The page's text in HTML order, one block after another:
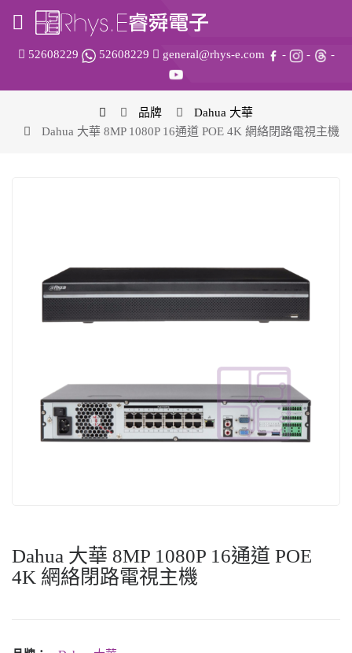
52608229 52608229 general@rhys-e.com - - -
品牌
Dahua 大華
Dahua 大華 8MP 1080P 16通道 POE 4K 網絡閉路電視主機
Dahua 大華 8MP 1080P 16通道 POE
4K 網絡閉路電視主機